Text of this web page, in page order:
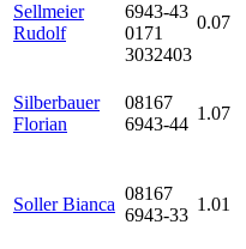
Sellmeier
Rudolf
6943-43
0171
3032403
0.07
Silberbauer
Florian
08167
6943-44
1.07
Soller Bianca
08167
6943-33
1.01